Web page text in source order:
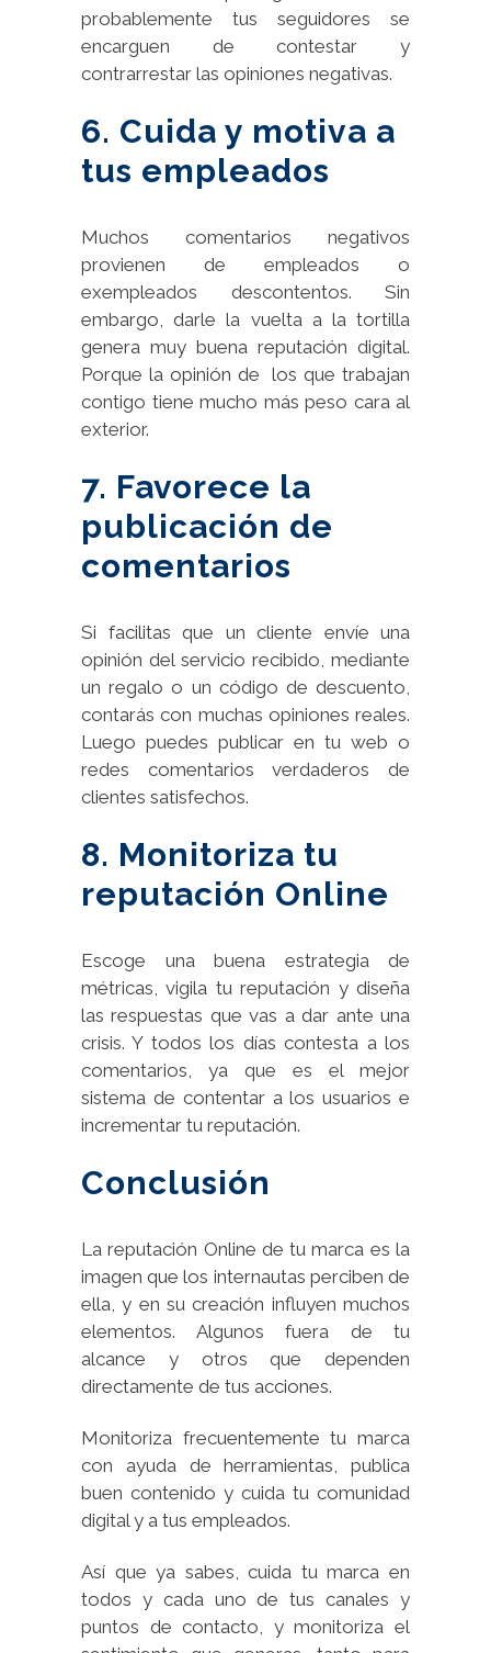
probablemente tus seguidores se
encarguen de contestar y
contrarrestar las opiniones negativas.
6. Cuida y motiva a
tus empleados
Muchos comentarios negativos
provienen de empleados o
exempleados descontentos. Sin
embargo, darle la vuelta a la tortilla
genera muy buena reputación digital.
Porque la opinión de los que trabajan
contigo tiene mucho más peso cara al
exterior.
7. Favorece la
publicación de
comentarios
Si facilitas que un cliente envíe una
opinión del servicio recibido, mediante
un regalo o un código de descuento,
contarás con muchas opiniones reales.
Luego puedes publicar en tu web o
redes comentarios verdaderos de
clientes satisfechos.
8. Monitoriza tu
reputación Online
Escoge una buena estrategia de
métricas, vigila tu reputación y diseña
las respuestas que vas a dar ante una
crisis. Y todos los días contesta a los
comentarios, ya que es el mejor
sistema de contentar a los usuarios e
incrementar tu reputación.
Conclusión
La reputación Online de tu marca es la
imagen que los internautas perciben de
ella, y en su creación influyen muchos
elementos. Algunos fuera de tu
alcance y otros que dependen
directamente de tus acciones.
Monitoriza frecuentemente tu marca
con ayuda de herramientas, publica
buen contenido y cuida tu comunidad
digital y a tus empleados.
Así que ya sabes, cuida tu marca en
todos y cada uno de tus canales y
puntos de contacto, y monitoriza el